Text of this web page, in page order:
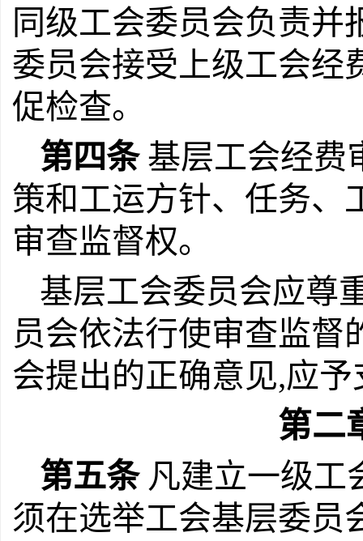
同级工会委员会负责并
委员会接受上级工会经
促检查。
第四条基层工会经费
策和工运方针、任务、
审查监督权。
基层工会委员会应尊
员会依法行使审查监督
会提出的正确意见,应
第二
第五条凡建立一级工
须在选举工会基层委员